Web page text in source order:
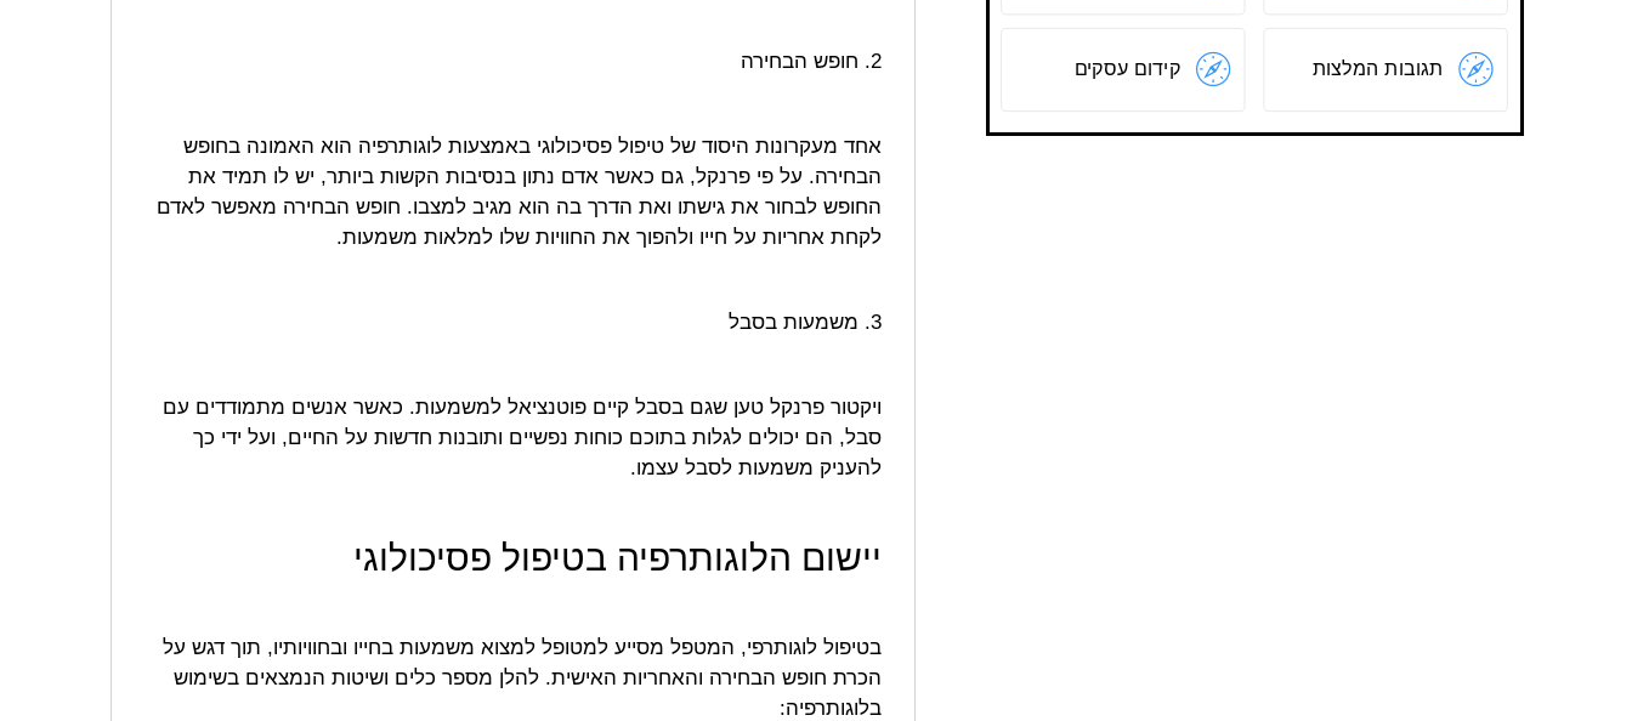
תגובות המלצות קידום עסקים 2. חופש הבחירה
אחד מעקרונות היסוד של טיפול פסיכולוגי באמצעות לוגותרפיה הוא האמונה בחופש
הבחירה. על פי פרנקל, גם כאשר אדם נתון בנסיבות הקשות ביותר, יש לו תמיד את
החופש לבחור את גישתו ואת הדרך בה הוא מגיב למצבו. חופש הבחירה מאפשר לאדם
לקחת אחריות על חייו ולהפוך את החוויות שלו למלאות משמעות.
3. משמעות בסבל
ויקטור פרנקל טען שגם בסבל קיים פוטנציאל למשמעות. כאשר אנשים מתמודדים עם
סבל, הם יכולים לגלות בתוכם כוחות נפשיים ותובנות חדשות על החיים, ועל ידי כך
להעניק משמעות לסבל עצמו.
יישום הלוגותרפיה בטיפול פסיכולוגי
בטיפול לוגותרפי, המטפל מסייע למטופל למצוא משמעות בחייו ובחוויותיו, תוך דגש על
הכרת חופש הבחירה והאחריות האישית. להלן מספר כלים ושיטות הנמצאים בשימוש
בלוגותרפיה: